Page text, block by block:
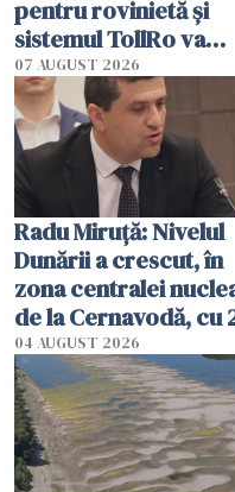
pentru rovinietă şi
sistemul TollRo va
începe la 1
07 AUGUST 2026
Radu Miruţă: Nivelul
Dunării a crescut, în
zona centralei
de la Cernavodă, cu
cm faţă de ziua
04 AUGUST 2026